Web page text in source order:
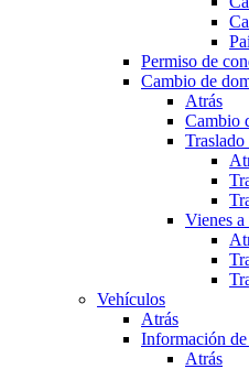
Permiso de
Cambio de
Atrás
Cambio
Traslado
Vienes
Vehículos
Atrás
Información
Atrás